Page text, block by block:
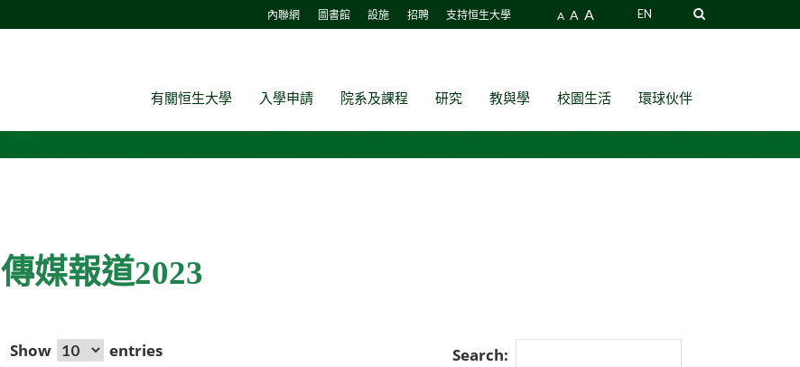
內聯網 圖書館 設施 招聘 支持恒生大學 A A A EN
有關恒生大學 入學申請 院系及課程 研究 教與學 校園生活 環球伙伴
傳媒報道2023
Show entries Search: